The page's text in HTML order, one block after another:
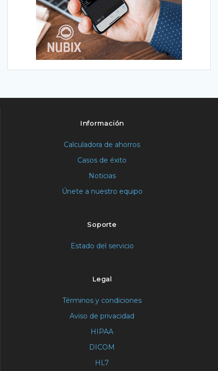
Información
Calculadora de ahorros
Casos de éxito
Noticias
Únete a nuestro equipo
Soporte
Estado del servicio
Legal
Términos y condiciones
Aviso de privacidad
HIPAA
DICOM
HL7